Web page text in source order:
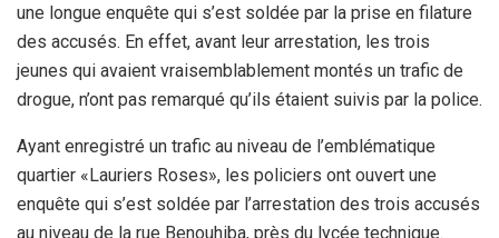
une longue enquête qui s’est soldée par la prise en filature
des accusés. En effet, avant leur arrestation, les trois
jeunes qui avaient vraisemblablement montés un trafic de
drogue, n’ont pas remarqué qu’ils étaient suivis par la police.
Ayant enregistré un trafic au niveau de l’emblématique
quartier «Lauriers Roses», les policiers ont ouvert une
enquête qui s’est soldée par l’arrestation des trois accusés
au niveau de la rue Benouhiba, près du lycée technique.